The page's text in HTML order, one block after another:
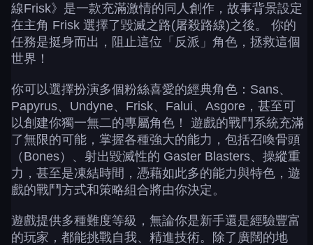
線Frisk》是一款充滿激情的同人創作，故事背景設定
在主角 Frisk 選擇了毀滅之路(屠殺路線)之後。 你的
任務是挺身而出，阻止這位「反派」角色，拯救這個
世界！
你可以選擇扮演多個粉絲喜愛的經典角色：Sans、
Papyrus、Undyne、Frisk、Falui、Asgore，甚至可
以創建你獨一無二的專屬角色！ 遊戲的戰鬥系統充滿
了無限的可能，掌握各種強大的能力，包括召喚骨頭
（Bones）、射出毀滅性的 Gaster Blasters、操縱重
力，甚至是凍結時間，憑藉如此多的能力與特色，遊
戲的戰鬥方式和策略組合將由你決定。
遊戲提供多種難度等級，無論你是新手還是經驗豐富
的玩家，都能挑戰自我、精進技術。除了廣闊的地